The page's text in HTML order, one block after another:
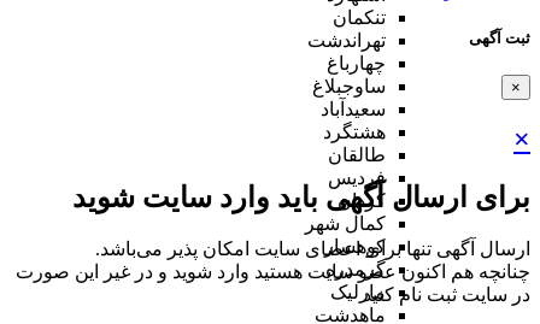
ثبت آگهی
×
×
برای ارسال آگهی باید وارد سایت شوید
ارسال آگهی تنها برای اعضای سایت امکان پذیر می‌باشد.
چنانچه هم‌ اکنون عضو سایت هستید وارد شوید و در غیر این صورت
در سایت ثبت نام کنید
تنکمان
تهراندشت
چهارباغ
ساوجبلاغ
سعیدآباد
هشتگرد
طالقان
فردیس
کردان
کمال شهر
کوهسار
گرمدره
مارلیک
ماهدشت